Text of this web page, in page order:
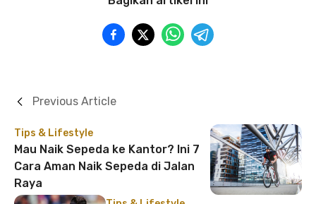
Tips & Lifestyle
Mau Naik Sepeda ke Kantor? Ini 7
Cara Aman Naik Sepeda di Jalan
Raya
Previous Article